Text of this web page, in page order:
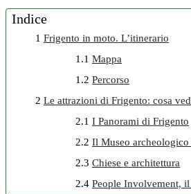
Indice
1 Frigento in moto. L’itinerario
1.1 Mappa
1.2 Percorso
2 Le attrazioni di Frigento: cosa
2.1 I Panorami di Frigento
2.2 Il Museo
2.3 Chiese e architettura
2.4 People Involvement,